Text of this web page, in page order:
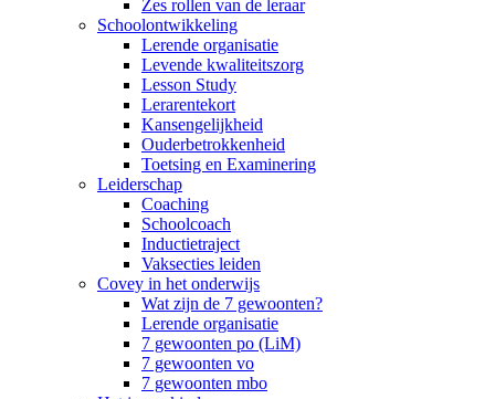
Zes rollen van de leraar
Schoolontwikkeling
Lerende organisatie
Levende kwaliteitszorg
Lesson Study
Lerarentekort
Kansengelijkheid
Ouderbetrokkenheid
Toetsing en Examinering
Leiderschap
Coaching
Schoolcoach
Inductietraject
Vaksecties leiden
Covey in het onderwijs
Wat zijn de 7 gewoonten?
Lerende organisatie
7 gewoonten po (LiM)
7 gewoonten vo
7 gewoonten mbo